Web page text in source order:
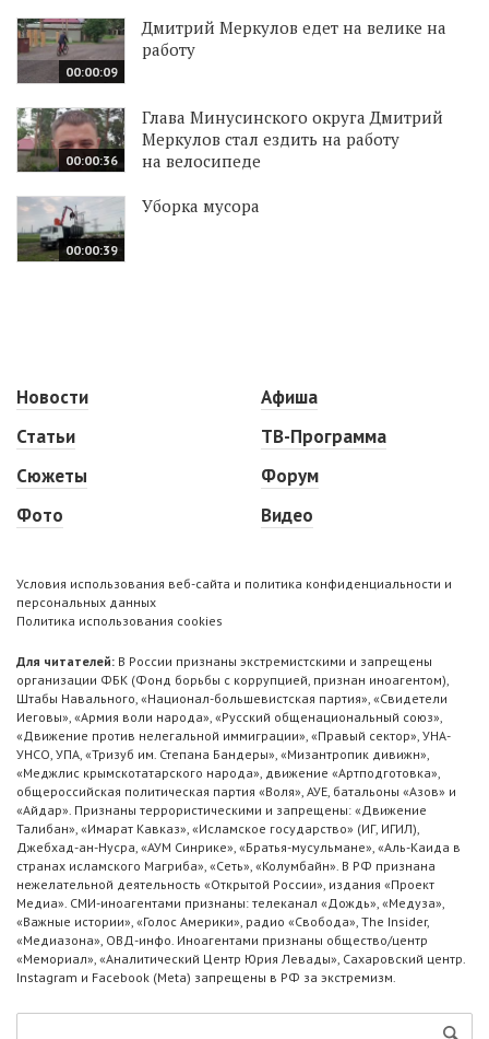
00:00:09
Дмитрий Меркулов едет на велике на
работу
00:00:36
Глава Минусинского округа Дмитрий
Меркулов стал ездить на работу
на велосипеде
00:00:39
Уборка мусора
Новости
Статьи
Сюжеты
Фото
Афиша
ТВ-Программа
Форум
Видео
Условия использования веб-сайта и политика конфиденциальности и
персональных данных
Политика использования cookies
Для читателей: В России признаны экстремистскими и запрещены
организации ФБК (Фонд борьбы с коррупцией, признан иноагентом),
Штабы Навального, «Национал-большевистская партия», «Свидетели
Иеговы», «Армия воли народа», «Русский общенациональный союз»,
«Движение против нелегальной иммиграции», «Правый сектор», УНА-
УНСО, УПА, «Тризуб им. Степана Бандеры», «Мизантропик дивижн»,
«Меджлис крымскотатарского народа», движение «Артподготовка»,
общероссийская политическая партия «Воля», АУЕ, батальоны «Азов» и
«Айдар». Признаны террористическими и запрещены: «Движение
Талибан», «Имарат Кавказ», «Исламское государство» (ИГ, ИГИЛ),
Джебхад-ан-Нусра, «АУМ Синрике», «Братья-мусульмане», «Аль-Каида в
странах исламского Магриба», «Сеть», «Колумбайн». В РФ признана
нежелательной деятельность «Открытой России», издания «Проект
Медиа». СМИ-иноагентами признаны: телеканал «Дождь», «Медуза»,
«Важные истории», «Голос Америки», радио «Свобода», The Insider,
«Медиазона», ОВД-инфо. Иноагентами признаны общество/центр
«Мемориал», «Аналитический Центр Юрия Левады», Сахаровский центр.
Instagram и Facebook (Metа) запрещены в РФ за экстремизм.